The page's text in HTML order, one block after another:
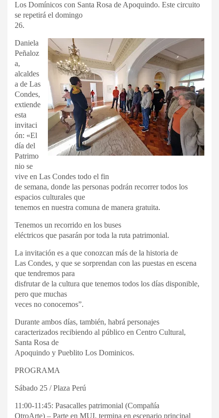
Los Domínicos con Santa Rosa de Apoquindo. Este circuito
se repetirá el domingo
26.
Daniela
Peñaloz
a,
alcaldes
a de Las
Condes,
extiende
esta
invitaci
ón: «El
día del
Patrimo
nio se
vive en Las Condes todo el fin
de semana, donde las personas podrán recorrer todos los
espacios culturales que
tenemos en nuestra comuna de manera gratuita.
Tenemos un recorrido en los buses
eléctricos que pasarán por toda la ruta patrimonial.
La invitación es a que conozcan más de la historia de
Las Condes, y que se sorprendan con las puestas en escena
que tendremos para
disfrutar de la cultura que tenemos todos los días disponible,
pero que muchas
veces no conocemos”.
Durante ambos días, también, habrá personajes
caracterizados recibiendo al público en Centro Cultural,
Santa Rosa de
Apoquindo y Pueblito Los Dominicos.
PROGRAMA
Sábado 25 / Plaza Perú
11:00-11:45: Pasacalles patrimonial (Compañía
OtroArte) – Parte en MUI, termina en escenario principal